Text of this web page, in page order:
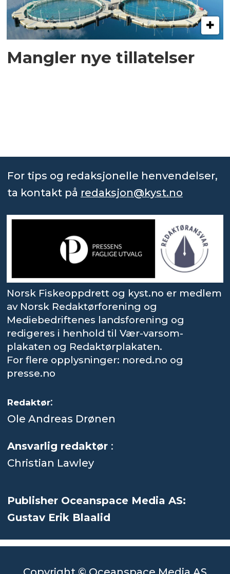
Mangler nye tillatelser
For tips og redaksjonelle henvendelser,
ta kontakt på redaksjon@kyst.no
Norsk Fiskeoppdrett og kyst.no er medlem
av Norsk Redaktørforening og
Mediebedriftenes landsforening og
redigeres i henhold til Vær-varsom-
plakaten og Redaktørplakaten.
For flere opplysninger: nored.no og
presse.no
Redaktør:
Ole Andreas Drønen
Ansvarlig redaktør :
Christian Lawley
Publisher Oceanspace Media AS:
Gustav Erik Blaalid